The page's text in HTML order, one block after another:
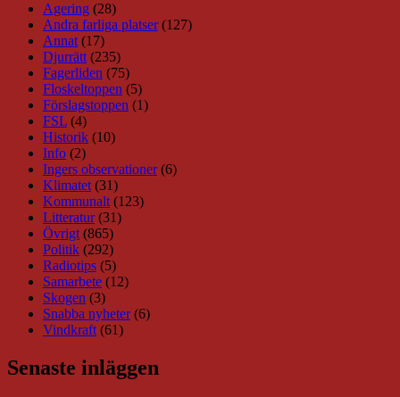
Agering (28)
Andra farliga platser(127)
Annat (17)
Djurrätt (235)
Fagerliden (75)
Floskeltoppen (5)
Förslagstoppen (1)
FSL (4)
Historik (10)
Info (2)
Ingers observationer(6)
Klimatet (31)
Kommunalt (123)
Litteratur(31)
Övrigt (865)
Politik (292)
Radiotips (5)
Samarbete (12)
Skogen (3)
Snabba nyheter(6)
Vindkraft (61)
Senaste inläggen